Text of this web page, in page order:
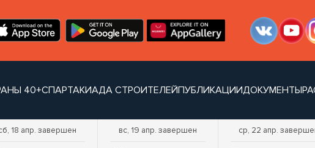
40+СПАРТАКИАДА СТРОИТЕЛЕЙПУБЛИКАЦИИДОКУМЕНТЫ
18 апр. завершен вс, 19 апр. завершен ср, 22 апр.